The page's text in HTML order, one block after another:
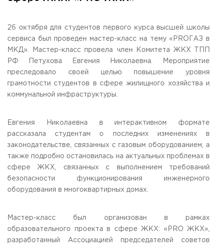
Общежитие / Кампус РГУТИС
Контакты
Научная деятельность
Дополнительное образование
Федеральный ресурсный центр
Федеральное учебно-методическое объединение в
системе СПО
Профком
Конкурс ППС
ЗАКАЗАТЬ ОБРАТНЫЙ ЗВОНОК
АДРЕС
141221, Московская обл.,Городской округ Пушкинский,
пгт. Черкизово, ул. Главная, 99
+7 (495) 940 83 58 - Приемная комиссия
E-MAIL
info@rguts.ru
obrashenia@rguts.ru
priem@rguts.ru - Приемная комиссия
ГРАФИК И РЕЖИМ РАБОТЫ
пн-чт: с 09:00 до 18:00;
Приемная комиссия
пн-пт: с 10:00 до 17:00;
26 октября для студентов первого курса высшей школы
сервиса был проведен мастер-класс на тему «PROГАЗ в
МКД». Мастер-класс провела член Комитета ЖКХ ТПП
РФ Петухова Евгения Николаевна. Мероприятие
преследовало своей целью повышение уровня
грамотности студентов в сфере жилищного хозяйства и
коммунальной инфраструктуры.
Евгения Николаевна в интерактивном формате
рассказала студентам о последних изменениях в
законодательстве, связанных с газовым оборудованием, а
также подробно остановилась на актуальных проблемах в
сфере ЖКХ, связанных с выполнением требований
безопасности функционирования инженерного
оборудования в многоквартирных домах.
Мастер-класс был организован в рамках
образовательного проекта в сфере ЖКХ: «PRO ЖКХ»,
разработанный Ассоциацией председателей советов